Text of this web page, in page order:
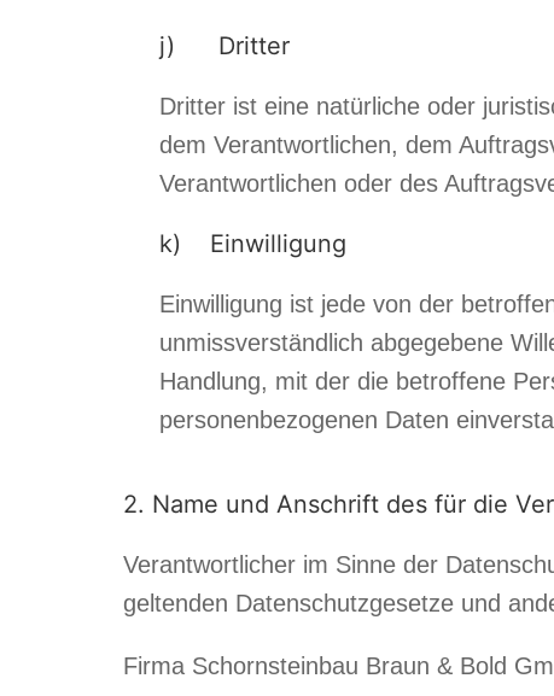
j) Dritter
Dritter ist eine natürliche oder
dem Verantwortlichen, dem
Verantwortlichen oder des
k) Einwilligung
Einwilligung ist jede von der
unmissverständlich abgegebene
Handlung, mit der die betroffene
personenbezogenen Daten
2. Name und Anschrift des für die
Verantwortlicher im Sinne der
geltenden Datenschutzgesetze und
Firma Schornsteinbau Braun & Bold